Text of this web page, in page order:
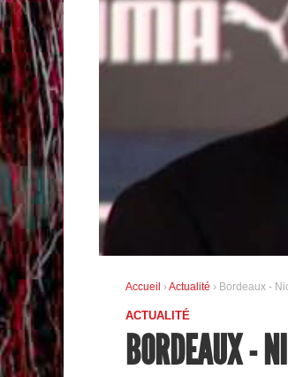
Accueil ›Actualité › Bordeaux -
ACTUALITÉ
BORDEAUX -